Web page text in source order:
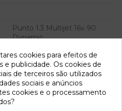
Punto 1.3 Multijet 16v 90
Dynamic
04-06
cookies para efeitos de
e publicidade. Os cookies de
de terceiros são utilizados
sociais e anúncios
cookies e o processamento